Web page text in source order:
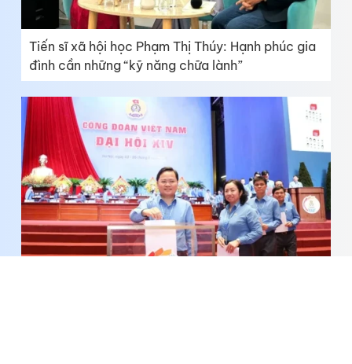
Tiến sĩ xã hội học Phạm Thị Thúy: Hạnh phúc gia
đình cần những “kỹ năng chữa lành”